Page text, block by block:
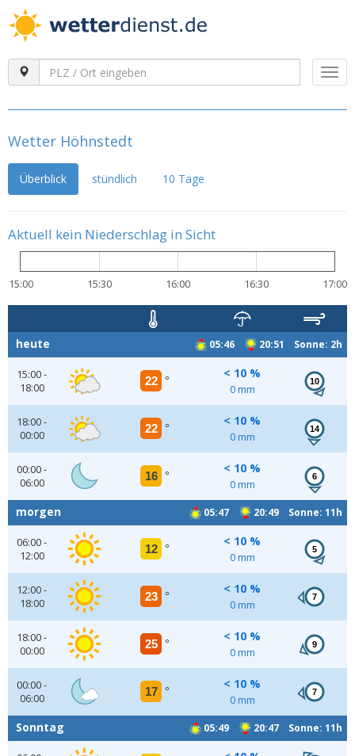
Wetter Höhnstedt
Überblick stündlich 10 Tage
Aktuell kein Niederschlag in Sicht
15:00 15:30 16:00 16:30 17:00
05:46 20:51 Sonne: 2h
heute
15:00 -
18:00
22 °
< 10 %
0 mm
10
18:00 -
00:00
22 °
< 10 %
0 mm
14
00:00 -
06:00
16 °
< 10 %
0 mm
6
05:47 20:49 Sonne: 11h
morgen
06:00 -
12:00
12 °
< 10 %
0 mm
5
12:00 -
18:00
23 °
< 10 %
0 mm
7
18:00 -
00:00
25 °
< 10 %
0 mm
9
00:00 -
06:00
17 °
< 10 %
0 mm
7
05:49 20:47 Sonne: 11h
Sonntag